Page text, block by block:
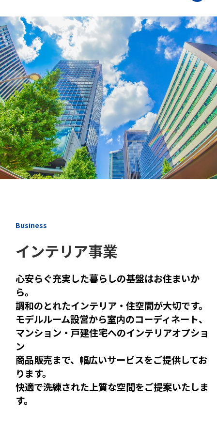
Business
インテリア事業
心安らぐ充実した暮らしの基盤はお住まいか
ら。
調和のとれたインテリア・住空間が大切です。
モデルルーム設営から室内のコーディネート、
マンション・戸建住宅へのインテリアオプショ
ン
商品販売まで、幅広いサービスをご提供してお
ります。
快適で洗練された上質な空間をご提案いたしま
す。